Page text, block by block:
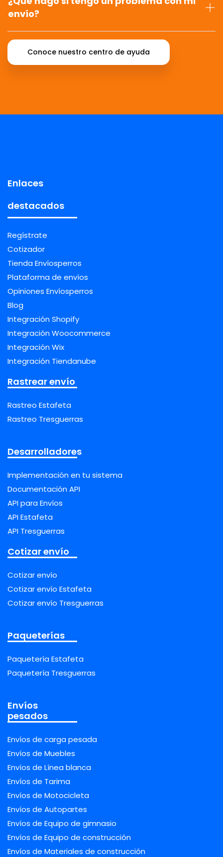
envío?
Conoce nuestro centro de ayuda
Enlaces
destacados
Regístrate
Cotizador
Tienda Envíosperros
Plataforma de envíos
Opiniones Envíosperros
Blog
Integración Shopify
Integración Woocommerce
Integración Wix
Integración Tiendanube
Rastrear envío
Rastreo Estafeta
Rastreo Tresguerras
Desarrolladores
Implementación en tu sistema
Documentación API
API para Envíos
API Estafeta
API Tresguerras
Cotizar envío
Cotizar envío
Cotizar envío Estafeta
Cotizar envío Tresguerras
Paqueterías
Paquetería Estafeta
Paquetería Tresguerras
Envíos
pesados
Envíos de carga pesada
Envíos de Muebles
Envíos de Línea blanca
Envíos de Tarima
Envíos de Motocicleta
Envíos de Autopartes
Envíos de Equipo de gimnasio
Envíos de Equipo de construcción
Envíos de Materiales de construcción